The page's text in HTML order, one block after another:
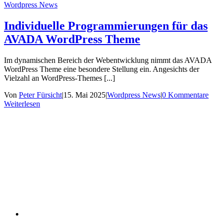
Wordpress News
Individuelle Programmierungen für das
AVADA WordPress Theme
Im dynamischen Bereich der Webentwicklung nimmt das AVADA
WordPress Theme eine besondere Stellung ein. Angesichts der
Vielzahl an WordPress-Themes [...]
Von Peter Fürsicht|15. Mai 2025|Wordpress News|0 Kommentare
Weiterlesen